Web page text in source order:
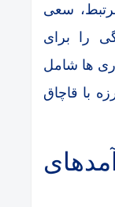
سعی
را برای
ها شامل
با قاچاق